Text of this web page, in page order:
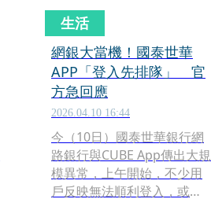
生活
網銀大當機！國泰世華
APP「登入先排隊」 官
方急回應
2026.04.10 16:44
今（10日）國泰世華銀行網
路銀行與CUBE App傳出大規
模異常，上午開始，不少用
戶反映無法順利登入，或畫